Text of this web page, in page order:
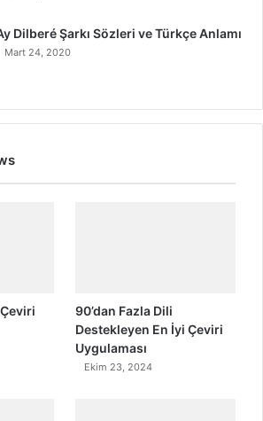
Dilberé Şarkı Sözleri ve Türkçe Anlamı
Mart 24, 2020
90’dan Fazla Dili
Destekleyen En İyi Çeviri
Uygulaması
Ekim 23, 2024